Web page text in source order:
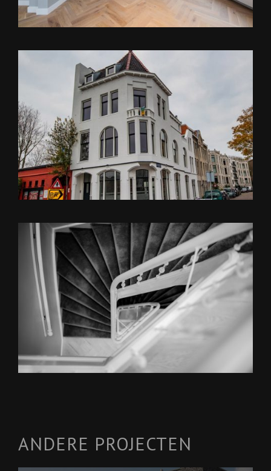
ANDERE PROJECTEN